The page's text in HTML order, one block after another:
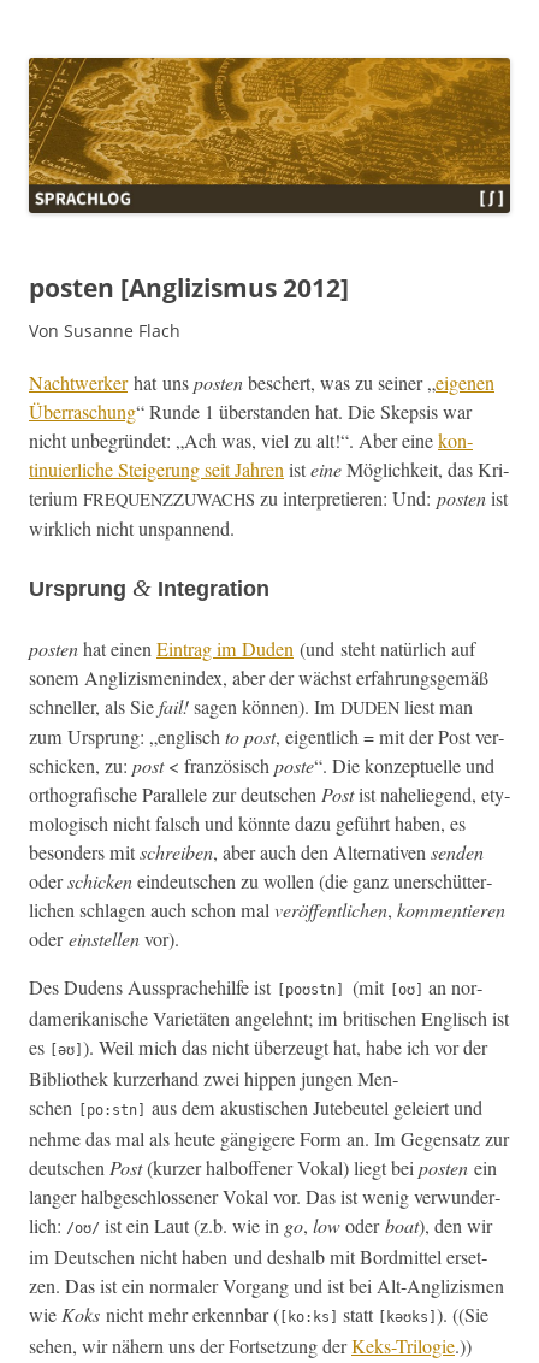
posten [Anglizismus 2012]
Von Susanne Flach
Nachtwerk­erhat unspostenbeschert, was zu sein­er „eige­nen
Über­raschung“ Runde 1 über­standen hat. Die Skep­sis war
nicht unbe­grün­det: „Ach was, viel zu alt!“. Aber einekon­
tinuier­liche Steigerung seit JahrenisteineMöglichkeit, das Kri­
teri­um FREQUENZZUWACHS zu inter­pretieren: Und: postenist
wirk­lich nicht unspannend.
Ursprung & Integration
postenhat einenEin­trag im Duden (und ste­ht natür­lich auf
sonem Anglizis­menin­dex, aber der wächst erfahrungs­gemäß
schneller, als Siefail!sagen kön­nen). Im DUDEN liest man
zum Ursprung: „englischto post, eigentlich = mit der Post ver­
schick­en, zu: post< franzö­sischposte“. Die konzeptuelle und
orthografis­che Par­al­lele zur deutschen Postist nahe­liegend, ety­
mol­o­gisch nicht falsch und kön­nte dazu geführt haben, es
beson­ders mitschreiben, aber auch den Alter­na­tiv­ensenden
oderschick­enein­deutschen zu wollen (die ganz uner­schüt­ter­
lichen schla­gen auch schon malveröf­fentlichen, kom­men­tieren
oderein­stellenvor).
Des Dudens Aussprachehil­fe ist [poʊstn] (mit [oʊ] an nor­
damerikanis­che Vari­etäten angelehnt; im britis­chen Englisch ist
es [əʊ] ). Weil mich das nicht überzeugt hat, habe ich vor der
Bib­lio­thek kurz­er­hand zwei hip­pen jun­gen Men­
schen [po:stn] aus dem akustis­chen Jute­beu­tel geleiert und
nehme das mal als heute gängigere Form an. Im Gegen­satz zur
deutschen Post(kurz­er hal­bof­fen­er Vokal) liegt beiposten ein
langer hal­bgeschlossen­er Vokal vor. Das ist wenig ver­wun­der­
lich: /oʊ/ ist ein Laut (z.b. wie in go, lowoderboat), den wir
im Deutschen nicht haben und deshalb mit Bor­d­mit­tel erset­
zen. Das ist ein nor­maler Vor­gang und ist bei Alt-Anglizis­men
wie Koks nicht mehr erkennbar ( [ko:ks] statt [kəʊks] ). ((Sie
sehen, wir näh­ern uns der Fort­set­zung derKeks-Trilo­gie.))